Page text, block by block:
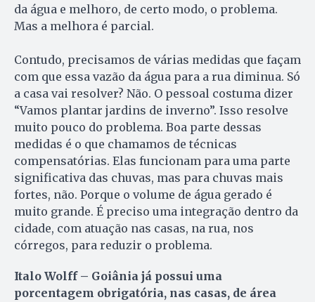
da água e melhoro, de certo modo, o problema.
Mas a melhora é parcial.
Contudo, precisamos de várias medidas que façam
com que essa vazão da água para a rua diminua. Só
a casa vai resolver? Não. O pessoal costuma dizer
“Vamos plantar jardins de inverno”. Isso resolve
muito pouco do problema. Boa parte dessas
medidas é o que chamamos de técnicas
compensatórias. Elas funcionam para uma parte
significativa das chuvas, mas para chuvas mais
fortes, não. Porque o volume de água gerado é
muito grande. É preciso uma integração dentro da
cidade, com atuação nas casas, na rua, nos
córregos, para reduzir o problema.
Italo Wolff – Goiânia já possui uma
porcentagem obrigatória, nas casas, de área